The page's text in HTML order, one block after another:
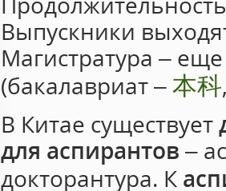
Выпускники
Магистратура –
(бакалавриат –本科
В Китае существует
для аспирантов –
докторантура. К